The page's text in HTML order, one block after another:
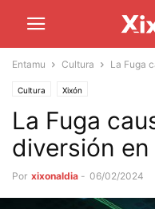
Entamu Cultura La Fuga
Cultura Xixón
La Fuga
diversión en
Por xixonaldia - 06/02/2024